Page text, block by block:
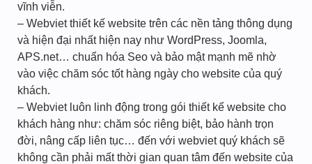
vĩnh viễn.
– Webviet thiết kế website trên các nền tảng thông dụng
và hiện đại nhất hiện nay như WordPress, Joomla,
APS.net… chuẩn hóa Seo và bảo mật mạnh mẽ nhờ
vào việc chăm sóc tốt hàng ngày cho website của quý
khách.
– Webviet luôn linh động trong gói thiết kế website cho
khách hàng như: chăm sóc riêng biệt, bảo hành trọn
đời, nâng cấp liên tục… đến với webviet quý khách sẽ
không cần phải mất thời gian quan tâm đến website của